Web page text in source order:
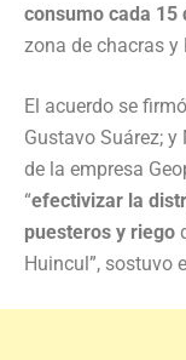
consumo cada 15
zona de chacras
El acuerdo se
Gustavo Suárez;
de la empresa
“efectivizar la
puesteros y riego
Huincul”, sostuvo